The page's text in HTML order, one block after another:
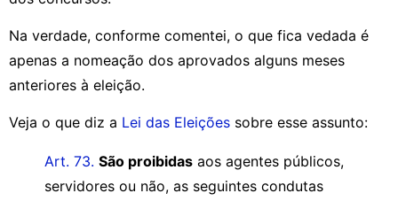
Na verdade, conforme comentei, o que fica vedada é
apenas a nomeação dos aprovados alguns meses
anteriores à eleição.
Veja o que diz a Lei das Eleições sobre esse assunto:
Art. 73. São proibidas aos agentes públicos,
servidores ou não, as seguintes condutas